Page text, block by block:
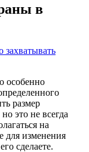
в
захватывать
особенно
размер
это не всегда
на
для изменения
сделаете.